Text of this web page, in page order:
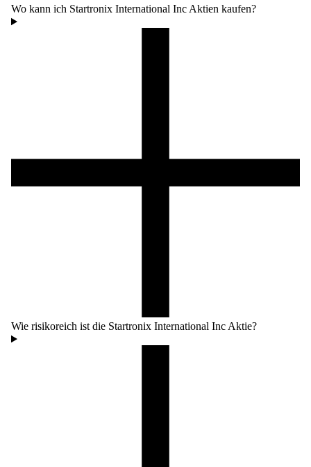
Wo kann ich Startronix International Inc Aktien kaufen?
Wie risikoreich ist die Startronix International Inc Aktie?